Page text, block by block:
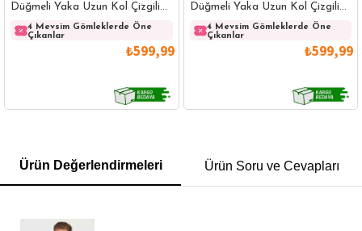
Düğmeli Yaka Uzun Kol Çizgili
Pamuklu Beyaz Gömlek
4 Mevsim Gömleklerde Öne
Çıkanlar
₺599,99
Düğmeli Yaka Uzun Kol Çizgili
Pamuklu Lacivert Gömlek
4 Mevsim Gömleklerde Öne
Çıkanlar
₺599,99
POLO YAKA T-SHIRT KEMER BOXER
Ürün Değerlendirmeleri Ürün Soru ve Cevapları